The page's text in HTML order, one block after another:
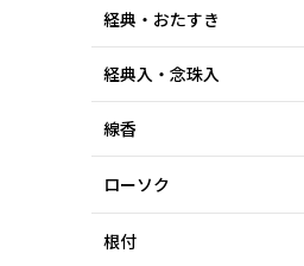
経典・おたすき
経典入・念珠入
線香
ローソク
根付